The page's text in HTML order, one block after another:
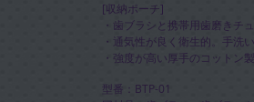
[収納ポーチ]
・歯ブラシと携帯用歯磨きチ
・通気性が良く衛生的。手洗
・強度が高い厚手のコットン製
型番：BTP-01